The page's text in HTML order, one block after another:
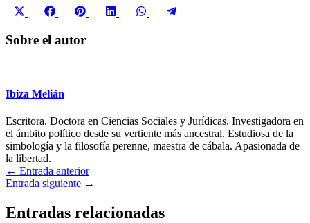
CompartirCompartir
FacebookCompartir
Pinterest Compartir
LinkedInCompartir
WhatsApp
Sobre el autor
Ibiza Melián
Escritora. Doctora en Ciencias Sociales y Jurídicas. Investigadora en
el ámbito político desde su vertiente más ancestral. Estudiosa de la
simbología y la filosofía perenne, maestra de cábala. Apasionada de
la libertad.
← Entrada anterior
Entrada siguiente →
Entradas relacionadas